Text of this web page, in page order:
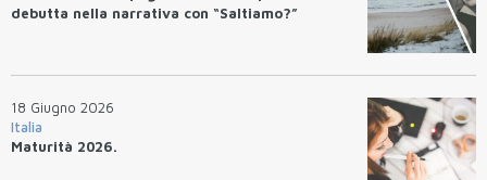
debutta nella narrativa con “Saltiamo?”
18 Giugno 2026
Italia
Maturità 2026.